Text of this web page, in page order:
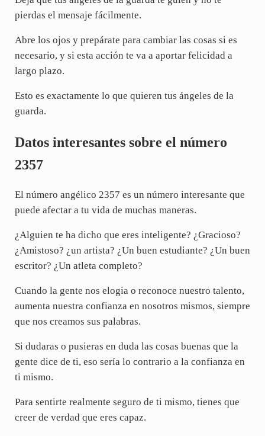
pierdas el mensaje fácilmente.
Abre los ojos y prepárate para cambiar las cosas si es
necesario, y si esta acción te va a aportar felicidad a
largo plazo.
Esto es exactamente lo que quieren tus ángeles de la
guarda.
Datos interesantes sobre el número
2357
El número angélico 2357 es un número interesante que
puede afectar a tu vida de muchas maneras.
¿Alguien te ha dicho que eres inteligente? ¿Gracioso?
¿Amistoso? ¿un artista? ¿Un buen estudiante? ¿Un buen
escritor? ¿Un atleta completo?
Cuando la gente nos elogia o reconoce nuestro talento,
aumenta nuestra confianza en nosotros mismos, siempre
que nos creamos sus palabras.
Si dudaras o pusieras en duda las cosas buenas que la
gente dice de ti, eso sería lo contrario a la confianza en
ti mismo.
Para sentirte realmente seguro de ti mismo, tienes que
creer de verdad que eres capaz.